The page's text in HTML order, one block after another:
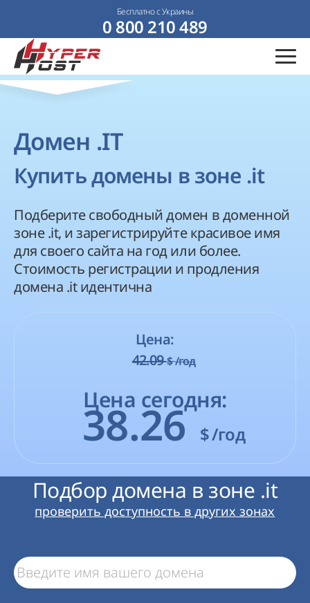
Бесплатно с Украины
0 800 210 489
Домен .IT
Купить домены в зоне .it
Подберите свободный домен в доменной
зоне .it, и зарегистрируйте красивое имя
для своего сайта на год или более.
Стоимость регистрации и продления
домена .it идентична
Цена:
42.09$ /год
Цена сегодня:
38.26 $/год
Подбор домена в зоне .it
проверить доступность в других зонах